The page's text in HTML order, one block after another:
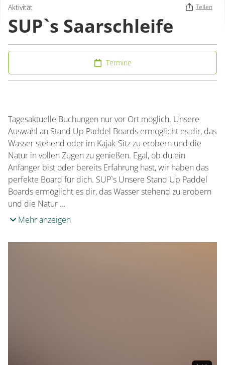
Aktivität Teilen
SUP`s Saarschleife
Termine
Tagesaktuelle Buchungen nur vor Ort möglich. Unsere
Auswahl an Stand Up Paddel Boards ermöglicht es dir, das
Wasser stehend oder im Kajak-Sitz zu erobern und die
Natur in vollen Zügen zu genießen. Egal, ob du ein
Anfänger bist oder bereits Erfahrung hast, wir haben das
perfekte Board für dich. SUP`s Unsere Stand Up Paddel
Boards ermöglicht es dir, das Wasser stehend zu erobern
und die Natur …
Mehr anzeigen